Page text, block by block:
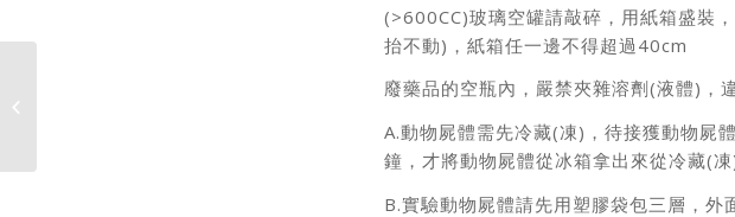
(>600CC)玻璃空罐請敲碎，用紙箱盛裝
抬不動)，紙箱任一邊不得超過40cm
廢藥品的空瓶內，嚴禁夾雜溶劑(液體)，
A.動物屍體需先冷藏(凍)，待接獲動物屍
鐘，才將動物屍體從冰箱拿出來從冷藏(凍
B.實驗動物屍體請先用塑膠袋包三層，外